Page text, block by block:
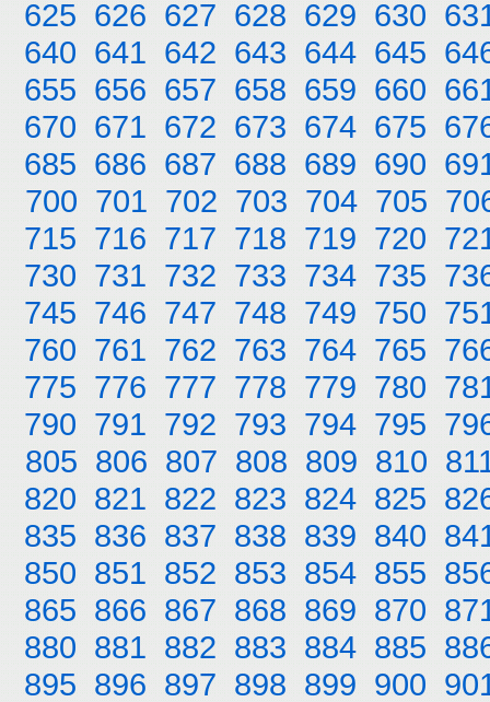
625 626 627 628 629 630
640 641 642 643 644 645
655 656 657 658 659 660
670 671 672 673 674 675
685 686 687 688 689 690
700 701 702 703 704 705
715 716 717 718 719 720
730 731 732 733 734 735
745 746 747 748 749 750
760 761 762 763 764 765
775 776 777 778 779 780
790 791 792 793 794 795
805 806 807 808 809 810
820 821 822 823 824 825
835 836 837 838 839 840
850 851 852 853 854 855
865 866 867 868 869 870
880 881 882 883 884 885
895 896 897 898 899 900